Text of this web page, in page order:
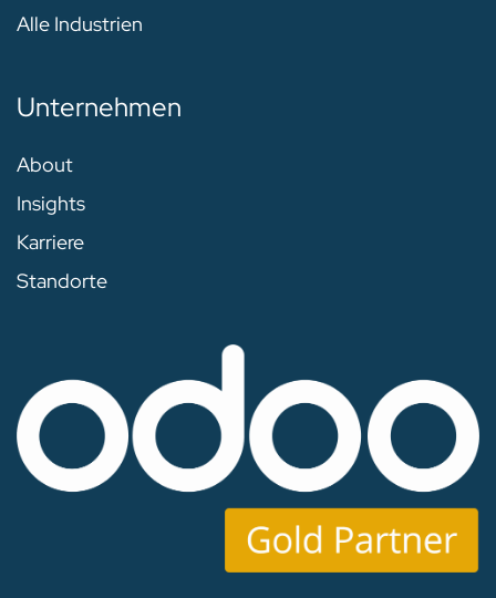
Alle Industrien
Unternehmen
About
Insights
Karriere
Standorte